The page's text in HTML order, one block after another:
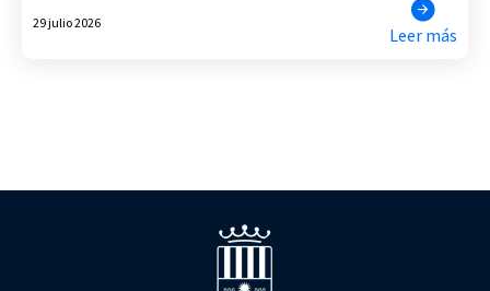
29 julio 2026
Leer más